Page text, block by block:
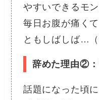
やすいできるモ
毎日お腹が痛く
ともしばしば…
辞めた理由②
話題になった頃